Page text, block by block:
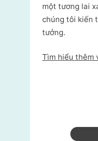
một tương lai
chúng tôi kiến
tưởng.
Tìm hiểu thêm